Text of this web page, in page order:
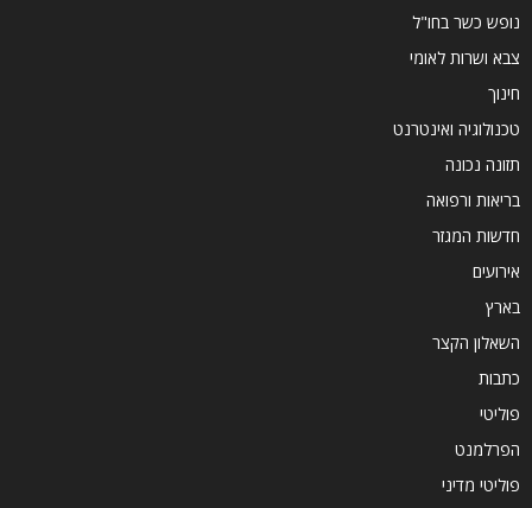
נופש כשר בחו"ל
צבא ושרות לאומי
חינוך
טכנולוגיה ואינטרנט
תזונה נכונה
בריאות ורפואה
חדשות המגזר
אירועים
בארץ
השאלון הקצר
כתבות
פוליטי
הפרלמנט
פוליטי מדיני